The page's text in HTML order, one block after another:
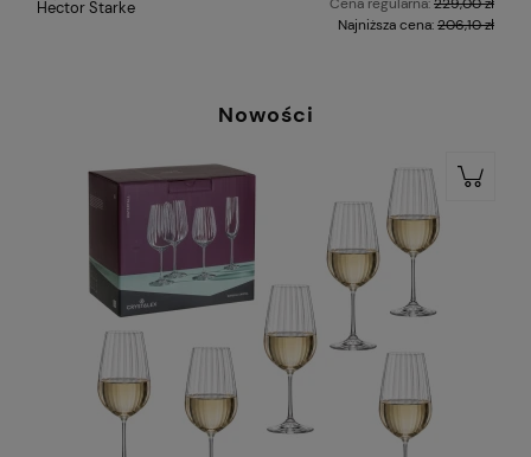
Hector Starke
Cena regularna:229,00 zł
Najniższa cena:206,10 zł
Nowości